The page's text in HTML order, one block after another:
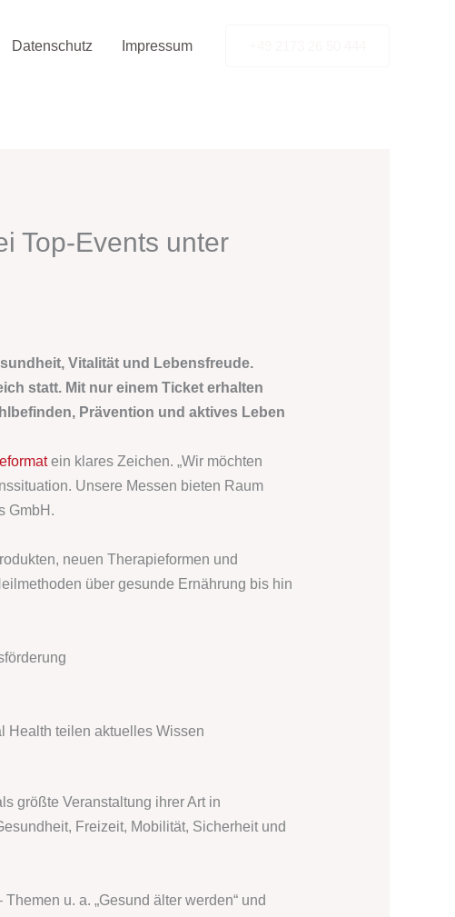
Datenschutz Impressum
Top-Events unter
Vitalität und Lebensfreude.
statt. Mit nur einem Ticket erhalten
Prävention und aktives Leben
ein klares Zeichen. „Wir möchten
Unsere Messen bieten Raum
GmbH.
neuen Therapieformen und
über gesunde Ernährung bis hin
Health teilen aktuelles Wissen
größte Veranstaltung ihrer Art in
Freizeit, Mobilität, Sicherheit und
u. a. „Gesund älter werden“ und